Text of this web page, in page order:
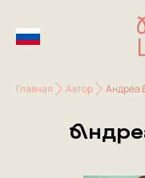
Главная Автор Андреа